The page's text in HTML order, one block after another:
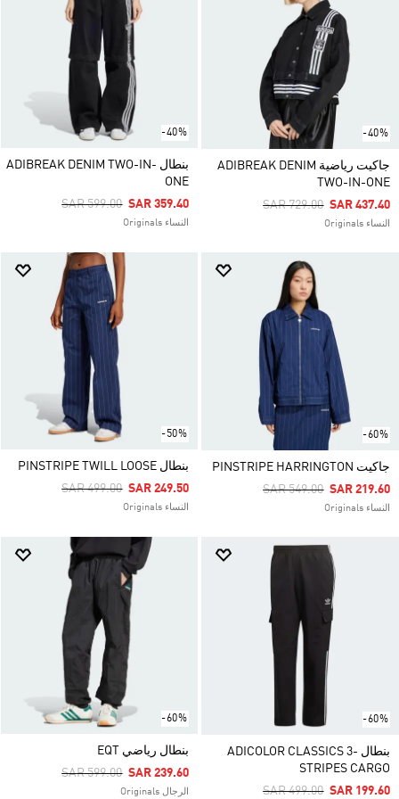
-40%
جاكيت رياضية ADIBREAK DENIM
TWO-IN-ONE
Price Reduced From
SAR 729.00ToSAR 437.40
النساء Originals
-40%
بنطال ADIBREAK DENIM TWO-IN-
ONE
Price Reduced From
SAR 599.00ToSAR 359.40
النساء Originals
-60%
جاكيت PINSTRIPE HARRINGTON
Price Reduced From
SAR 549.00ToSAR 219.60
النساء Originals
-50%
بنطال PINSTRIPE TWILL LOOSE
Price Reduced From
SAR 499.00ToSAR 249.50
النساء Originals
-60%
بنطال ADICOLOR CLASSICS 3-
STRIPES CARGO
Price Reduced From
SAR 499.00ToSAR 199.60
-60%
بنطال رياضي EQT
Price Reduced From
SAR 599.00ToSAR 239.60
الرجال Originals